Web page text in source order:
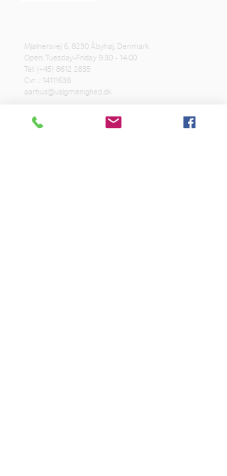
Mjølnersvej 6, 8230 Åbyhøj, Denmark
Open: Tuesday-Friday 9:30 - 14:00
Tel: (+45) 8612 2835
Cvr .: 14111638
aarhus@valgmenighed.dk
Constitution